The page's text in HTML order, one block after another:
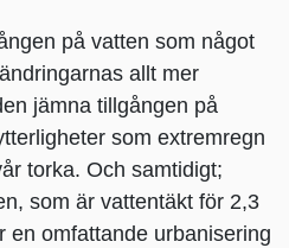
på vatten som något
allt mer
jämna tillgången på
som extremregn
torka. Och samtidigt;
som är vattentäkt för 2,3
en omfattande urbanisering